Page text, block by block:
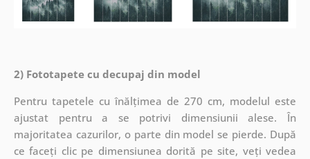
2) Fototapete cu decupaj din model
Pentru tapetele cu înălțimea de 270 cm, modelul este
ajustat pentru a se potrivi dimensiunii alese. În
majoritatea cazurilor, o parte din model se pierde. După
ce faceți clic pe dimensiunea dorită pe site, veți vedea